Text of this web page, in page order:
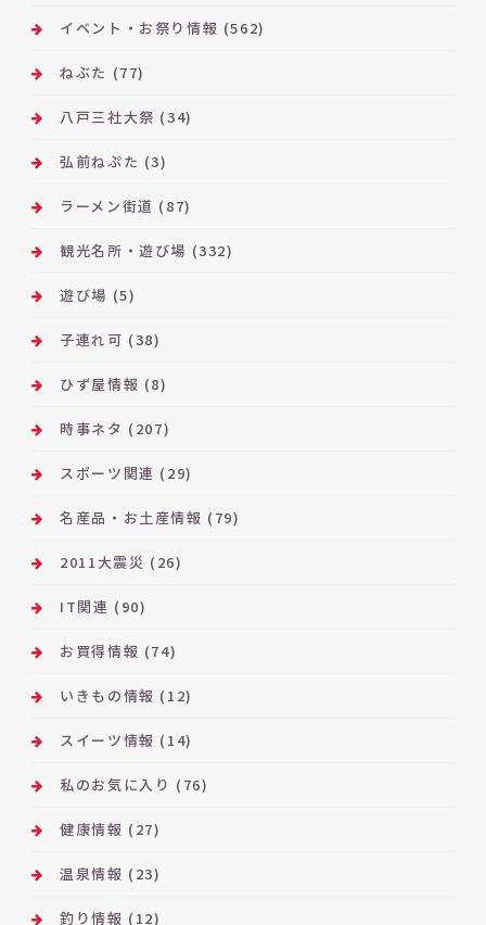
イベント・お祭り情報 (562)
ねぶた (77)
八戸三社大祭 (34)
弘前ねぷた (3)
ラーメン街道 (87)
観光名所・遊び場 (332)
遊び場 (5)
子連れ可 (38)
ひず屋情報 (8)
時事ネタ (207)
スポーツ関連 (29)
名産品・お土産情報 (79)
2011大震災 (26)
IT関連 (90)
お買得情報 (74)
いきもの情報 (12)
スイーツ情報 (14)
私のお気に入り (76)
健康情報 (27)
温泉情報 (23)
釣り情報 (12)